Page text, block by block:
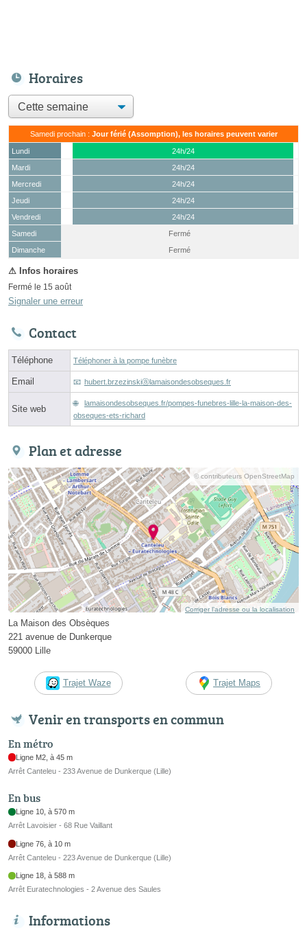
Horaires
Samedi prochain : Jour férié (Assomption), les horaires peuvent varier
Lundi
24h/24
Mardi
24h/24
Mercredi
24h/24
Jeudi
24h/24
Vendredi
24h/24
Samedi
(15 août)
Fermé
Dimanche
Fermé
Fermé le 15 août
Signaler une erreur
Contact
Téléphone Téléphoner à la pompe funèbre
Email hubert.brzezinskiⓐlamaisondesobseques.fr
Site web
lamaisondesobseques.fr/pompes-funebres-lille-la-maison-des-
obseques-ets-richard
Plan et adresse
© contributeurs OpenStreetMap
Corriger l’adresse ou la localisation
La Maison des Obsèques
221 avenue de Dunkerque
59000 Lille
Trajet Waze Trajet Maps
Venir en transports en commun
En métro
Ligne M2, à 45 m
Arrêt Canteleu - 233 Avenue de Dunkerque (Lille)
En bus
Ligne 10, à 570 m
Arrêt Lavoisier - 68 Rue Vaillant
Ligne 76, à 10 m
Arrêt Canteleu - 223 Avenue de Dunkerque (Lille)
Ligne 18, à 588 m
Arrêt Euratechnologies - 2 Avenue des Saules
Informations